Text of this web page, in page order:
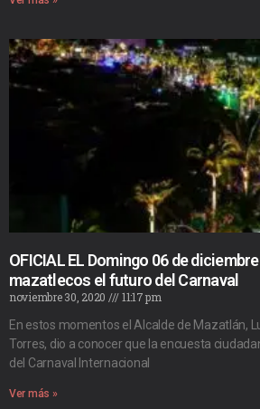
OFICIAL EL Domingo 06 de
mazatlecos el futuro del Carnaval
noviembre 30, 2020
11:17 pm
En estos momentos el Alcalde de Mazatlán,
Torres, dio a conocer que la encuesta
del Carnaval Internacional
Ver más »